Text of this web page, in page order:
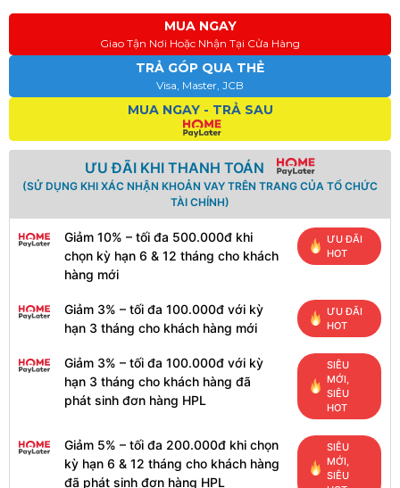
MUA NGAY
Giao Tận Nơi Hoặc Nhận Tại Cửa Hàng
TRẢ GÓP QUA THẺ
Visa, Master, JCB
MUA NGAY - TRẢ SAU
ƯU ĐÃI KHI THANH TOÁN
(SỬ DỤNG KHI XÁC NHẬN KHOẢN VAY TRÊN TRANG CỦA TỔ CHỨC
TÀI CHÍNH)
Giảm 10% – tối đa 500.000đ khi
chọn kỳ hạn 6 & 12 tháng cho khách
hàng mới
ƯU ĐÃI
HOT
Giảm 3% – tối đa 100.000đ với kỳ
hạn 3 tháng cho khách hàng mới
ƯU ĐÃI
HOT
Giảm 3% – tối đa 100.000đ với kỳ
hạn 3 tháng cho khách hàng đã
phát sinh đơn hàng HPL
SIÊU
MỚI,
SIÊU
HOT
Giảm 5% – tối đa 200.000đ khi chọn
kỳ hạn 6 & 12 tháng cho khách hàng
đã phát sinh đơn hàng HPL
SIÊU
MỚI,
SIÊU